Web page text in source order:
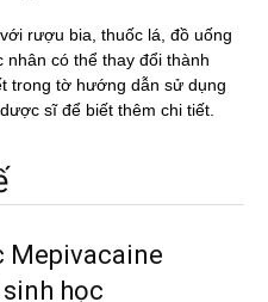
rượu bia, thuốc lá, đồ uống
có thể thay đổi thành
trong tờ hướng dẫn sử dụng
sĩ để biết thêm chi tiết.
Mepivacaine
học